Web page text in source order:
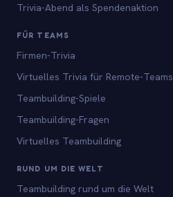
Trivia-Abend als Spendenaktion
FÜR TEAMS
Firmen-Trivia
Virtuelles Trivia für Remote-Teams
Teambuilding-Spiele
Teambuilding-Fragen
Virtuelles Teambuilding
RUND UM DIE WELT
Teambuilding rund um die Welt